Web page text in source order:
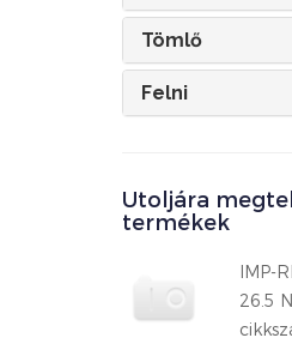
Tömlő
Felni
Utoljára
termékek
IMP-
26.5